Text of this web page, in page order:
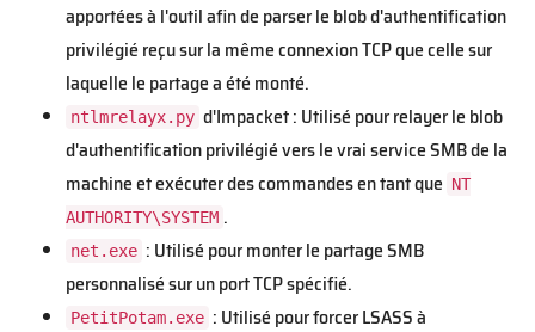
apportées à l'outil afin de parser le blob d'authentification
privilégié reçu sur la même connexion TCP que celle sur
laquelle le partage a été monté.
ntlmrelayx.py d'Impacket : Utilisé pour relayer le blob
d'authentification privilégié vers le vrai service SMB de la
machine et exécuter des commandes en tant que NT
AUTHORITY\SYSTEM .
net.exe : Utilisé pour monter le partage SMB
personnalisé sur un port TCP spécifié.
PetitPotam.exe : Utilisé pour forcer LSASS à